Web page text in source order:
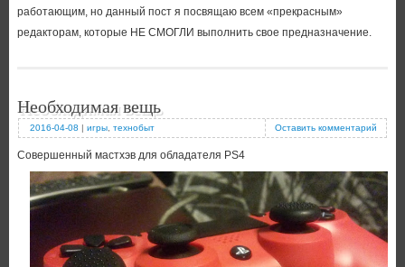
работающим, но данный пост я посвящаю всем «прекрасным»
редакторам, которые НЕ СМОГЛИ выполнить свое предназначение.
Необходимая вещь
2016-04-08 | игры, технобыт Оставить комментарий
Совершенный мастхэв для обладателя PS4